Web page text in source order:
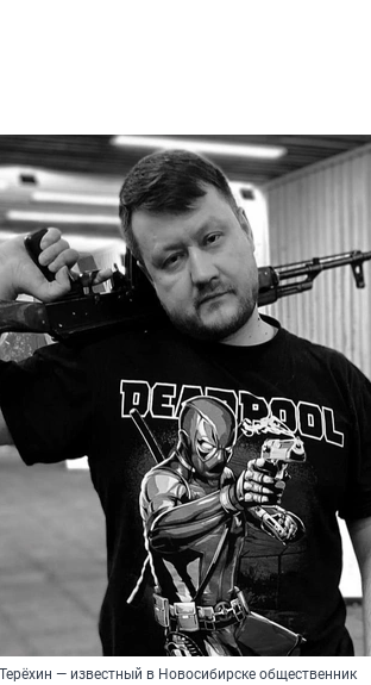
— известный в Новосибирске общественник